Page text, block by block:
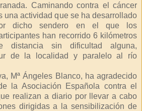
Caminando contra el cáncer
una actividad que se ha desarrollado
dicho sendero en el que los
han recorrido 6 kilómetros
distancia sin dificultad alguna,
de la localidad y paralelo al río
Mª Ángeles Blanco, ha agradecido
la Asociación Española contra el
realizan a diario por llevar a cabo
dirigidas a la sensibilización de